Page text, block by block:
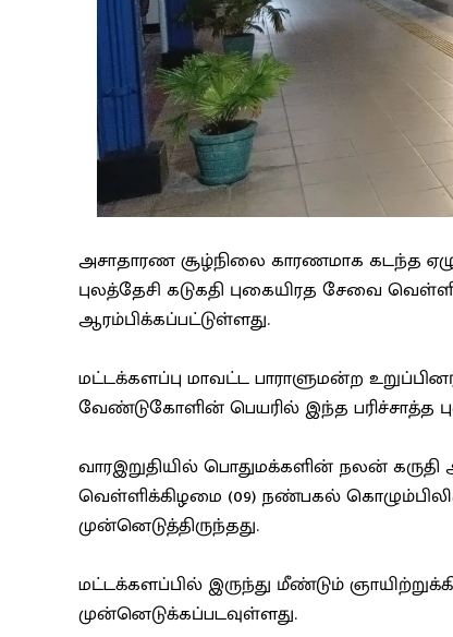
அசாதாரண சூழ்நிலை காரணமாக கடந்த ஏழு
புலத்தேசி கடுகதி புகையிரத சேவை
ஆரம்பிக்கப்பட்டுள்ளது.
மட்டக்களப்பு மாவட்ட பாராளுமன்ற
வேண்டுகோளின் பெயரில் இந்த பரிச்சாத்த
வாரஇறுதியில் பொதுமக்களின் நலன்
வெள்ளிக்கிழமை (09) நண்பகல்
முன்னெடுத்திருந்தது.
மட்டக்களப்பில் இருந்து மீண்டும்
முன்னெடுக்கப்படவுள்ளது.